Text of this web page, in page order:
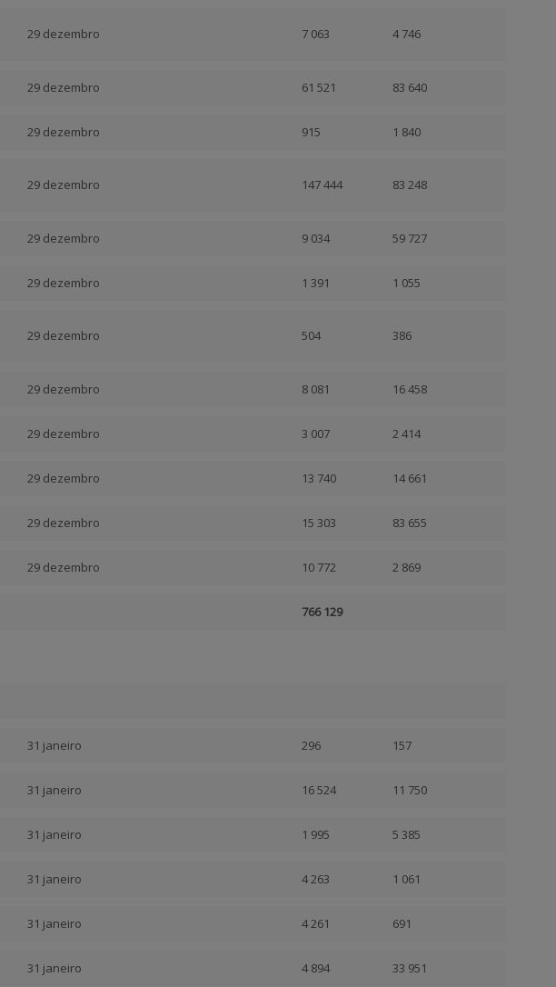
29 dezembro 7 063 4 746
29 dezembro 61 521 83 640
29 dezembro 915 1 840
29 dezembro 147 444 83 248
29 dezembro 9 034 59 727
29 dezembro 1 391 1 055
29 dezembro 504 386
29 dezembro 8 081 16 458
29 dezembro 3 007 2 414
29 dezembro 13 740 14 661
29 dezembro 15 303 83 655
29 dezembro 10 772 2 869
766 129
31 janeiro 296 157
31 janeiro 16 524 11 750
31 janeiro 1 995 5 385
31 janeiro 4 263 1 061
31 janeiro 4 261 691
31 janeiro 4 894 33 951